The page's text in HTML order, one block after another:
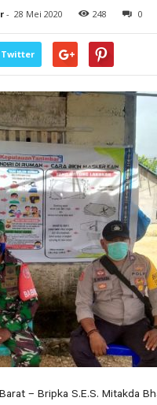
- 28 Mei 2020 248 0
Twitter
– Bripka S.E.S. Mitakda